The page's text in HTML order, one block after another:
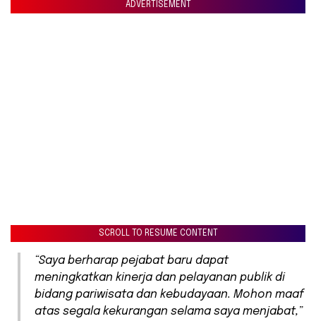
ADVERTISEMENT
SCROLL TO RESUME CONTENT
“Saya berharap pejabat baru dapat
meningkatkan kinerja dan pelayanan publik di
bidang pariwisata dan kebudayaan. Mohon maaf
atas segala kekurangan selama saya menjabat,”